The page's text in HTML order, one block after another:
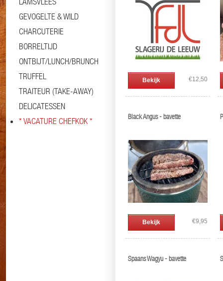
GEVOGELTE & WILD
CHARCUTERIE
BORRELTIJD
ONTBIJT/LUNCH/BRUNCH
TRUFFEL
TRAITEUR (TAKE-AWAY)
DELICATESSEN
* VACATURE CHEFKOK *
Bekijk €12,50
Black Angus - bavette
Bekijk €9,95
Spaans Wagyu - bavette